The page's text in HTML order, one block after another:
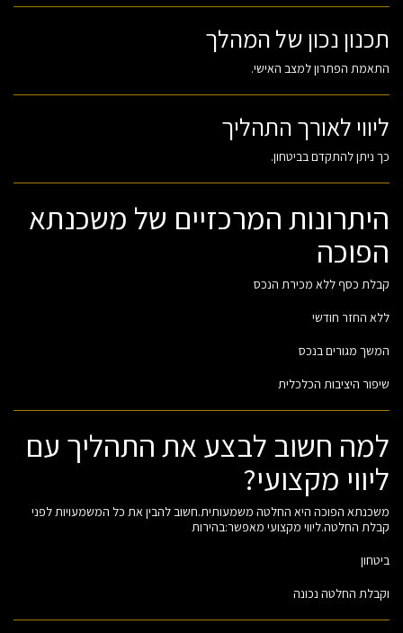
תכנון נכון של המהלך
התאמת הפתרון למצב האישי.
ליווי לאורך התהליך
כך ניתן להתקדם בביטחון.
היתרונות המרכזיים של משכנתא
הפוכה
קבלת כסף ללא מכירת הנכס
ללא החזר חודשי
המשך מגורים בנכס
שיפור היציבות הכלכלית
למה חשוב לבצע את התהליך עם
ליווי מקצועי?
משכנתא הפוכה היא החלטה משמעותית.חשוב להבין את כל המשמעויות לפני
קבלת החלטה.ליווי מקצועי מאפשר:בהירות
ביטחון
וקבלת החלטה נכונה